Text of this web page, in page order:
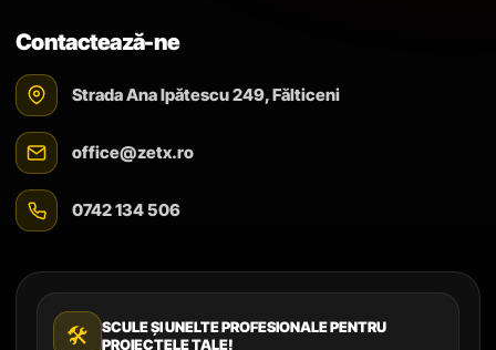
Contactează-ne
Strada Ana Ipătescu 249, Fălticeni
office@zetx.ro
0742 134 506
🛠️
SCULE ȘI UNELTE PROFESIONALE PENTRU
PROIECTELE TALE!